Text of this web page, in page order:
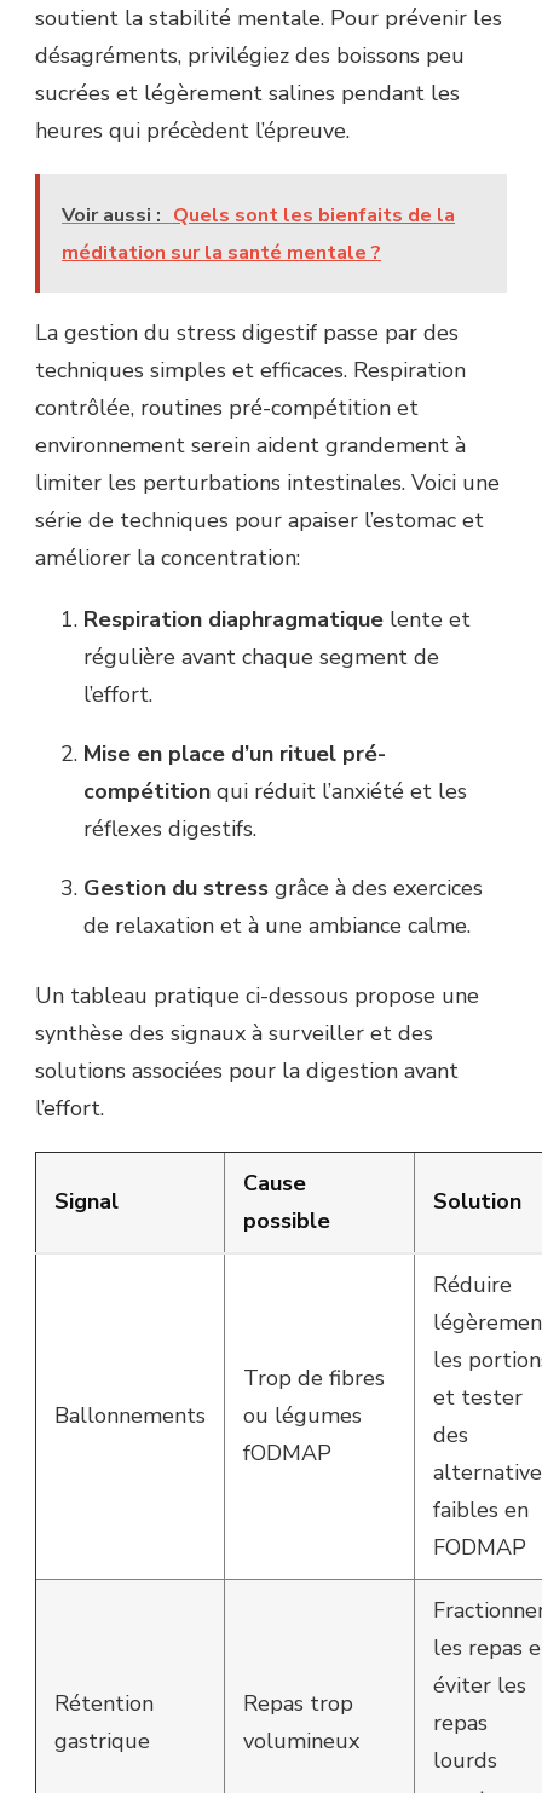
soutient la stabilité mentale. Pour prévenir les
désagréments, privilégiez des boissons peu
sucrées et légèrement salines pendant les
heures qui précèdent l’épreuve.
Voir aussi : Quels sont les bienfaits de la
méditation sur la santé mentale ?
La gestion du stress digestif passe par des
techniques simples et efficaces. Respiration
contrôlée, routines pré-compétition et
environnement serein aident grandement à
limiter les perturbations intestinales. Voici une
série de techniques pour apaiser l’estomac et
améliorer la concentration:
Respiration diaphragmatique lente et
régulière avant chaque segment de
l’effort.
Mise en place d’un rituel pré-
compétition qui réduit l’anxiété et les
réflexes digestifs.
Gestion du stress grâce à des exercices
de relaxation et à une ambiance calme.
Un tableau pratique ci-dessous propose une
synthèse des signaux à surveiller et des
solutions associées pour la digestion avant
l’effort.
Signal
Cause
possible
Solution
Ballonnements
Trop de fibres
ou légumes
fODMAP
Réduire
les
et tester
des
faibles en
FODMAP
Rétention
gastrique
Repas trop
volumineux
les repas
éviter les
repas
lourds